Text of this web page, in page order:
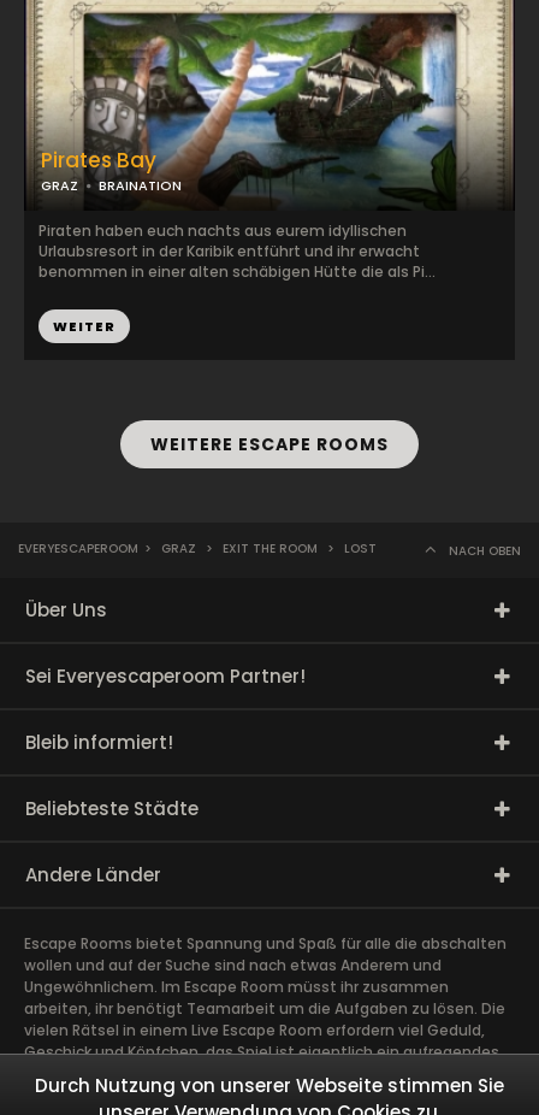
Pirates Bay
GRAZ BRAINATION
Piraten haben euch nachts aus eurem idyllischen
Urlaubsresort in der Karibik entführt und ihr erwacht
benommen in einer alten schäbigen Hütte die als Pi...
WEITER
WEITERE ESCAPE ROOMS
EVERYESCAPEROOM > GRAZ > EXIT THE ROOM > LOST NACH OBEN
Über Uns
Sei Everyescaperoom Partner!
Bleib informiert!
Beliebteste Städte
Andere Länder
Escape Rooms bietet Spannung und Spaß für alle die abschalten
wollen und auf der Suche sind nach etwas Anderem und
Ungewöhnlichem. Im Escape Room müsst ihr zusammen
arbeiten, ihr benötigt Teamarbeit um die Aufgaben zu lösen. Die
vielen Rätsel in einem Live Escape Room erfordern viel Geduld,
Geschick und Köpfchen, das Spiel ist eigentlich ein aufregendes
Gehirntraining Exit Rooms sind sehr gut für Team Building und
andere Firmen Events geeignet. Das spannendste Teamevent,
Durch Nutzung von unserer Webseite stimmen Sie